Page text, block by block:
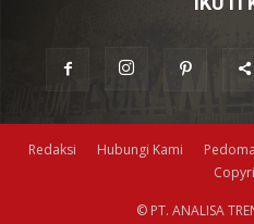
Redaksi Hubungi Kami
© PT. ANALISA